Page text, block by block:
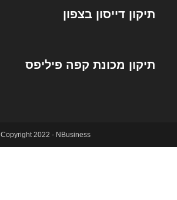
תיקון דייסון בצפון
תיקון מכונת קפה פיליפס
Copyright 2022 - NBusiness